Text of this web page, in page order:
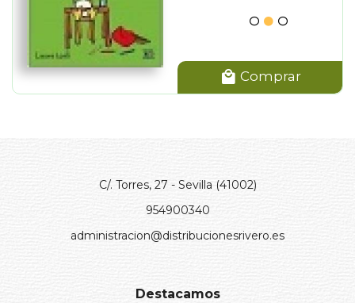
Comprar
C/. Torres, 27 - Sevilla (41002)
954900340
administracion@distribucionesrivero.es
Destacamos